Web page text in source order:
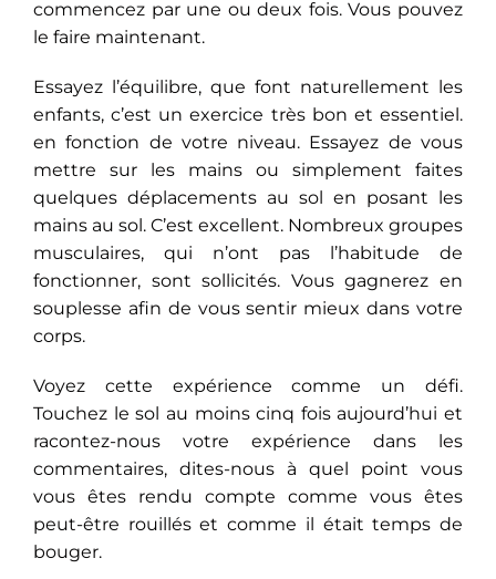
commencez par une ou deux fois. Vous pouvez
le faire maintenant.
Essayez l’équilibre, que font naturellement les
enfants, c’est un exercice très bon et essentiel.
en fonction de votre niveau. Essayez de vous
mettre sur les mains ou simplement faites
quelques déplacements au sol en posant les
mains au sol. C’est excellent. Nombreux groupes
musculaires, qui n’ont pas l’habitude de
fonctionner, sont sollicités. Vous gagnerez en
souplesse afin de vous sentir mieux dans votre
corps.
Voyez cette expérience comme un défi.
Touchez le sol au moins cinq fois aujourd’hui et
racontez-nous votre expérience dans les
commentaires, dites-nous à quel point vous
vous êtes rendu compte comme vous êtes
peut-être rouillés et comme il était temps de
bouger.